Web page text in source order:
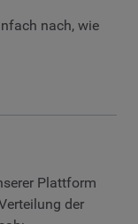
nach, wie
Plattform
der